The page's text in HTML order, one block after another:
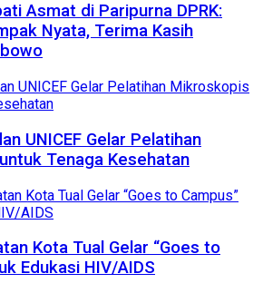
Asmat di Paripurna DPRK:
Nyata, Terima Kasih
UNICEF Gelar Pelatihan
Tenaga Kesehatan
Kota Tual Gelar “Goes to
Edukasi HIV/AIDS